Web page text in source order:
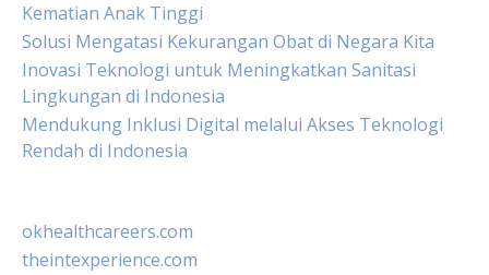
Kematian Anak Tinggi
Solusi Mengatasi Kekurangan Obat di Negara Kita
Inovasi Teknologi untuk Meningkatkan Sanitasi
Lingkungan di Indonesia
Mendukung Inklusi Digital melalui Akses Teknologi
Rendah di Indonesia
okhealthcareers.com
theintexperience.com